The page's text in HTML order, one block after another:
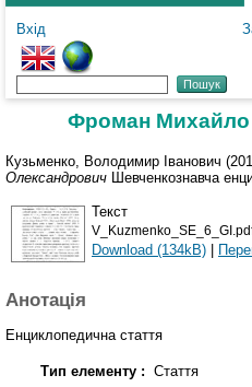
Вхід
Фроман Михайло
Кузьменко, Володимир Іванович
Олександрович Шевченкознавча
Текст
Download (134kB) |
Анотація
Енциклопедична стаття
Тип елементу : Стаття